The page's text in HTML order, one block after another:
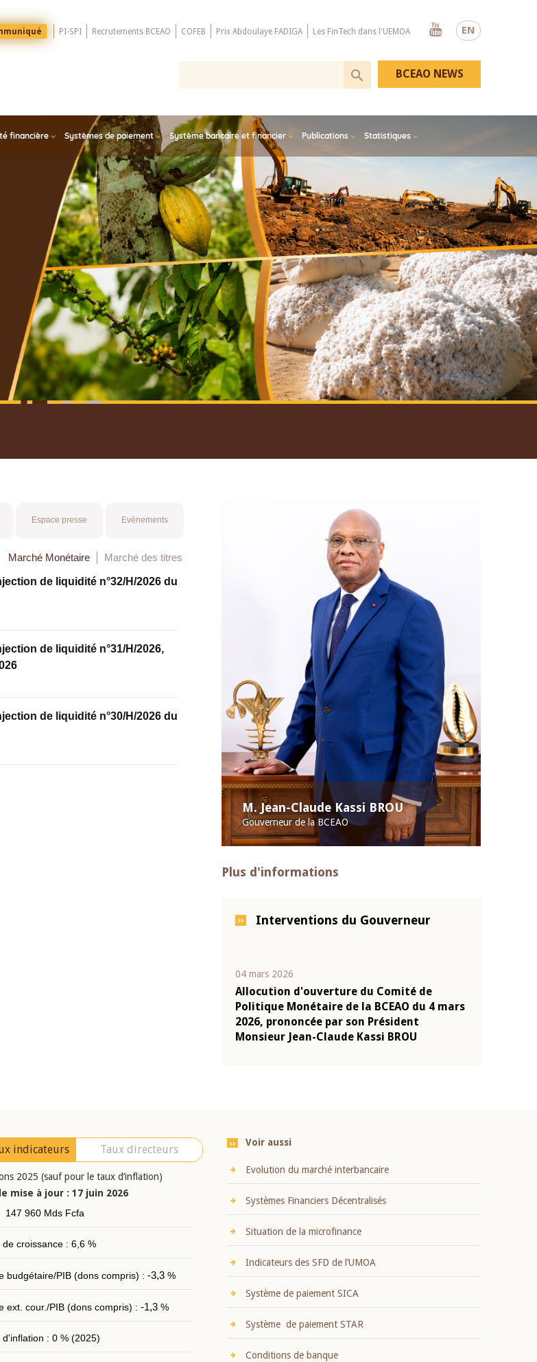
EN
PI-SPI Recrutements BCEAO COFEB Prix Abdoulaye FADIGA Les FinTech dans l'UEMOA
Youtube
financière Systèmes de paiement Système bancaire et financier Publications Statistiques
BCEAO NEWS
M. Jean-Claude Kassi BROU
Gouverneur de la BCEAO
Plus d'informations
Interventions du Gouverneur
04 mars 2026
Allocution d'ouverture du Comité de
Politique Monétaire de la BCEAO du 4 mars
2026, prononcée par son Président
Monsieur Jean-Claude Kassi BROU
Espace presse Evénements
Marché Monétaire Marché des titres
de liquidité n°32/H/2026 du
de liquidité n°31/H/2026,
de liquidité n°30/H/2026 du
indicateurs Taux directeurs
2025 (sauf pour le taux d’inflation)
mise à jour : 17 juin 2026
147 960 Mds Fcfa
de croissance : 6,6 %
budgétaire/PIB (dons compris) : -3,3%
ext. cour./PIB (dons compris) : -1,3%
d'inflation : 0 % (2025)
Voir aussi
Evolution du marché interbancaire
Systèmes Financiers Décentralisés
Situation de la microfinance
Indicateurs des SFD de l’UMOA
Système de paiement SICA
Système de paiement STAR
Conditions de banque